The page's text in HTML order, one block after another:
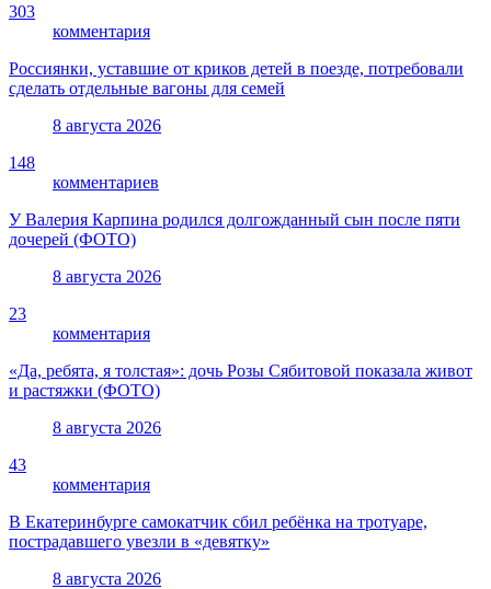
303
комментария
Россиянки, уставшие от криков детей в поезде, потребовали
сделать отдельные вагоны для семей
8 августа 2026
148
комментариев
У Валерия Карпина родился долгожданный сын после пяти
дочерей (ФОТО)
8 августа 2026
23
комментария
«Да, ребята, я толстая»: дочь Розы Сябитовой показала живот
и растяжки (ФОТО)
8 августа 2026
43
комментария
В Екатеринбурге самокатчик сбил ребёнка на тротуаре,
пострадавшего увезли в «девятку»
8 августа 2026